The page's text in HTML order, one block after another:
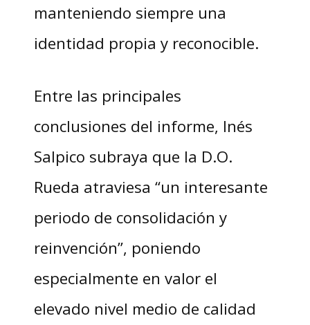
manteniendo siempre una
identidad propia y reconocible.
Entre las principales
conclusiones del informe, Inés
Salpico subraya que la D.O.
Rueda atraviesa “un interesante
periodo de consolidación y
reinvención”, poniendo
especialmente en valor el
elevado nivel medio de calidad